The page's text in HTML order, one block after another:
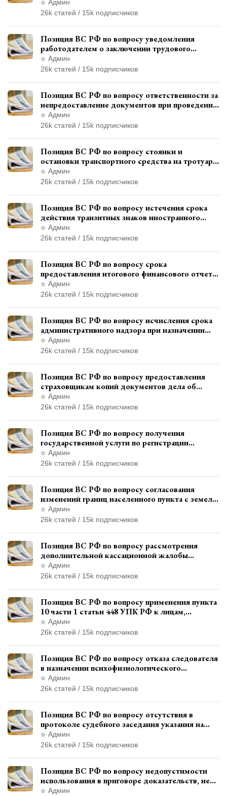
Админ
26k статей / 15k подписчиков
Позиция ВС РФ по вопросу уведомления
работодателем о заключении трудового
договора с бывшим государственным
служащим
Админ
26k статей / 15k подписчиков
Позиция ВС РФ по вопросу ответственности за
непредоставление документов при проведении
контроля и надзора
Админ
26k статей / 15k подписчиков
Позиция ВС РФ по вопросу стоянки и
остановки транспортного средства на тротуаре
и квалификации административного
правонарушения
Админ
26k статей / 15k подписчиков
Позиция ВС РФ по вопросу истечения срока
действия транзитных знаков иностранного
государства и отсутствия состава
административного правонарушения
Админ
26k статей / 15k подписчиков
Позиция ВС РФ по вопросу срока
предоставления итогового финансового отчета
кандидатом в соответствии с
законодательством о выборах
Админ
26k статей / 15k подписчиков
Позиция ВС РФ по вопросу исчисления срока
административного надзора при назначении
дополнительного наказания, отличного от
ограничения свободы
Админ
26k статей / 15k подписчиков
Позиция ВС РФ по вопросу предоставления
страховщикам копий документов дела об
административном правонарушении для
автотехнической экспертизы
Админ
26k статей / 15k подписчиков
Позиция ВС РФ по вопросу получения
государственной услуги по регистрации
транспортного средства через представителя
Админ
26k статей / 15k подписчиков
Позиция ВС РФ по вопросу согласования
изменений границ населенного пункта с земель
лесного фонда
Админ
26k статей / 15k подписчиков
Позиция ВС РФ по вопросу рассмотрения
дополнительной кассационной жалобы
адвоката в кассационной инстанции
Админ
26k статей / 15k подписчиков
Позиция ВС РФ по вопросу применения пункта
10 части 1 статьи 448 УПК РФ к лицам,
уволенным из следственных органов
Админ
26k статей / 15k подписчиков
Позиция ВС РФ по вопросу отказа следователя
в назначении психофизиологического
исследования показаний обвиняемой с
использованием полиграфа
Админ
26k статей / 15k подписчиков
Позиция ВС РФ по вопросу отсутствия в
протоколе судебного заседания указания на
возможность выступления в прениях сторон
при наличии аудиозаписи
Админ
26k статей / 15k подписчиков
Позиция ВС РФ по вопросу недопустимости
использования в приговоре доказательств, не
исследованных в судебном заседании
Админ